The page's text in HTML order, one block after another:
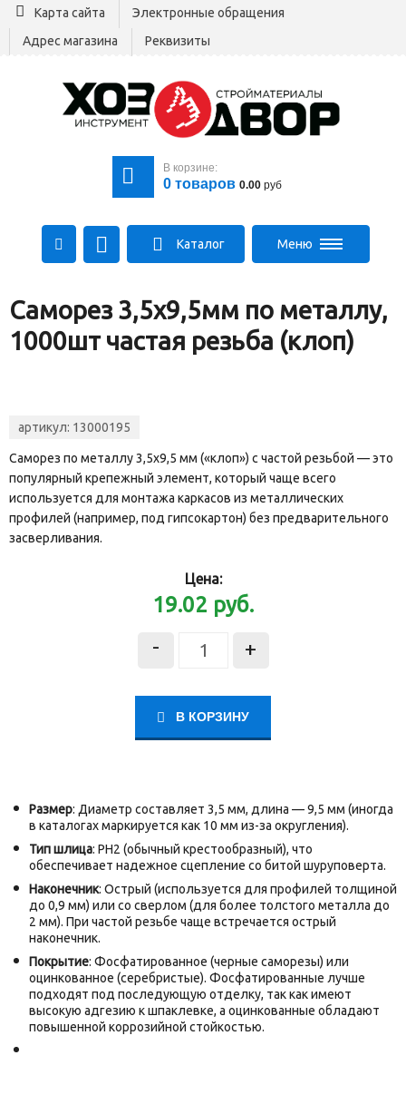
Карта сайта
Электронные обращения
Адрес магазина
Реквизиты
В корзине:
0 товаров 0.00 руб
+375 29 564-00-00
Log@hozdvor.by
Каталог Меню
Саморез 3,5х9,5мм по металлу,
1000шт частая резьба (клоп)
артикул: 13000195
Саморез по металлу 3,5х9,5 мм («клоп») с частой резьбой — это
популярный крепежный элемент, который чаще всего
используется для монтажа каркасов из металлических
профилей (например, под гипсокартон) без предварительного
засверливания.
Цена:
19.02 руб.
- +
В КОРЗИНУ
Размер: Диаметр составляет 3,5 мм, длина — 9,5 мм (иногда
в каталогах маркируется как 10 мм из-за округления).
Тип шлица: PH2 (обычный крестообразный), что
обеспечивает надежное сцепление со битой шуруповерта.
Наконечник: Острый (используется для профилей толщиной
до 0,9 мм) или со сверлом (для более толстого металла до
2 мм). При частой резьбе чаще встречается острый
наконечник.
Покрытие: Фосфатированное (черные саморезы) или
оцинкованное (серебристые). Фосфатированные лучше
подходят под последующую отделку, так как имеют
высокую адгезию к шпаклевке, а оцинкованные обладают
повышенной коррозийной стойкостью.